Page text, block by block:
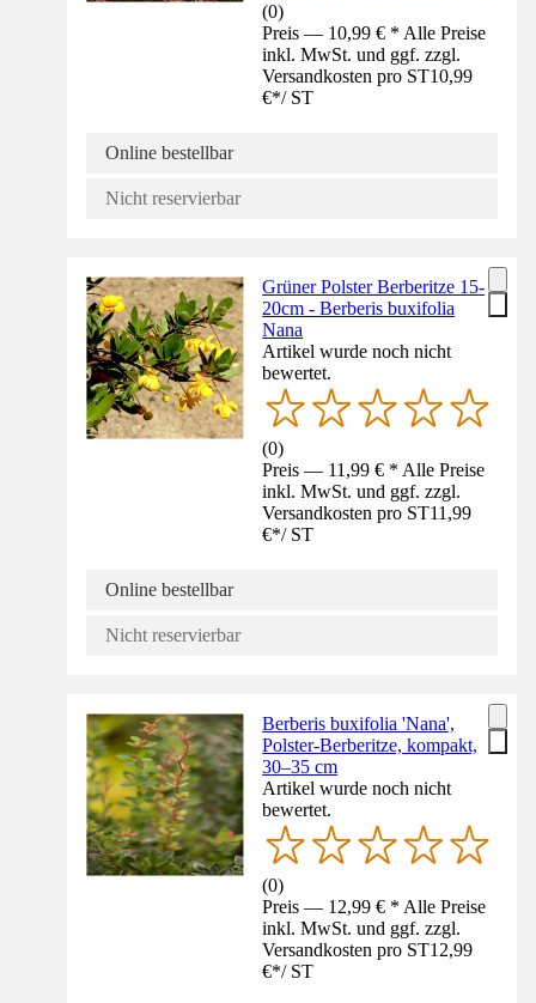
(0)
Preis — 10,99 € * Alle Preise
inkl. MwSt. und ggf. zzgl.
Versandkosten pro ST10,99
€*/ ST
Online bestellbar
Nicht reservierbar
Grüner Polster Berberitze 15-
20cm - Berberis buxifolia
Nana
Artikel wurde noch nicht
bewertet.
(0)
Preis — 11,99 € * Alle Preise
inkl. MwSt. und ggf. zzgl.
Versandkosten pro ST11,99
€*/ ST
Online bestellbar
Nicht reservierbar
Berberis buxifolia 'Nana',
Polster-Berberitze, kompakt,
30–35 cm
Artikel wurde noch nicht
bewertet.
(0)
Preis — 12,99 € * Alle Preise
inkl. MwSt. und ggf. zzgl.
Versandkosten pro ST12,99
€*/ ST